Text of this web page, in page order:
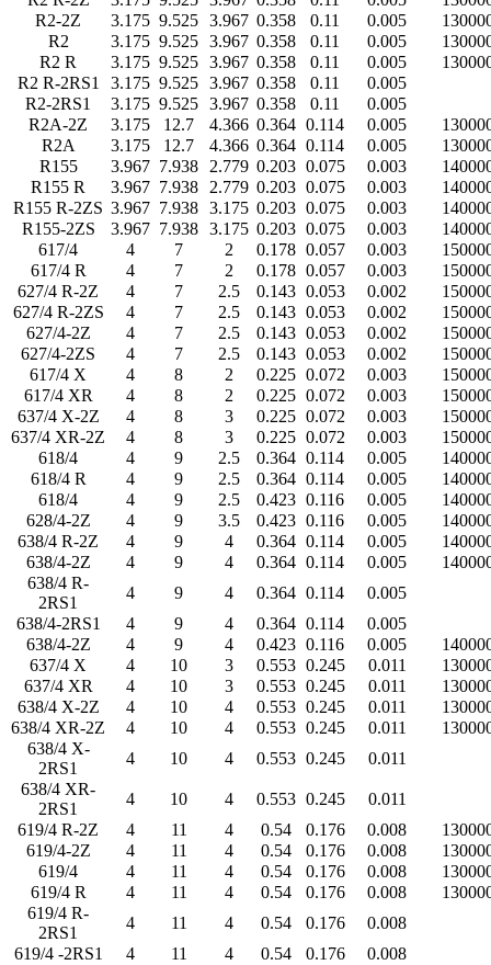
R2-2Z
3.175 9.525 3.967 0.358 0.11 0.005
R2
3.175 9.525 3.967 0.358 0.11 0.005
R2 R
3.175 9.525 3.967 0.358 0.11 0.005
R2 R-2RS1
3.175 9.525 3.967 0.358 0.11
0.005
R2-2RS1
3.175 9.525 3.967 0.358 0.11
0.005
R2A-2Z
3.175 12.7 4.366 0.364 0.114 0.005
R2A
3.175 12.7 4.366 0.364 0.114 0.005
R155
3.967 7.938 2.779 0.203 0.075 0.003
R155 R
3.967 7.938 2.779 0.203 0.075 0.003
R155 R-2ZS 3.967 7.938 3.175 0.203 0.075 0.003
R155-2ZS
3.967 7.938 3.175 0.203 0.075 0.003
617/4
4 7 2 0.178 0.057 0.003
617/4 R
4 7 2 0.178 0.057 0.003
627/4 R-2Z
4 7 2.5 0.143 0.053 0.002
627/4 R-2ZS
4 7 2.5 0.143 0.053 0.002
627/4-2Z
4 7 2.5 0.143 0.053 0.002
627/4-2ZS
4 7 2.5 0.143 0.053 0.002
617/4 X
4 8 2 0.225 0.072 0.003
617/4 XR
4 8 2 0.225 0.072 0.003
637/4 X-2Z
4 8 3 0.225 0.072 0.003
637/4 XR-2Z
4 8 3 0.225 0.072 0.003
618/4
4 9 2.5 0.364 0.114 0.005
618/4 R
4 9 2.5 0.364 0.114 0.005
618/4
4 9 2.5 0.423 0.116 0.005
628/4-2Z
4 9 3.5 0.423 0.116 0.005
638/4 R-2Z
4 9 4 0.364 0.114 0.005
638/4-2Z
4 9 4 0.364 0.114 0.005
638/4 R-
2RS1
4 9 4 0.364 0.114
0.005
638/4-2RS1
4 9 4 0.364 0.114
0.005
638/4-2Z
4 9 4 0.423 0.116 0.005
637/4 X
4 10 3 0.553 0.245 0.011
637/4 XR
4 10 3 0.553 0.245 0.011
638/4 X-2Z
4 10 4 0.553 0.245 0.011
638/4 XR-2Z
4 10 4 0.553 0.245 0.011
638/4 X-
2RS1
4 10 4 0.553 0.245
0.011
638/4 XR-
2RS1
4 10 4 0.553 0.245
0.011
619/4 R-2Z
4 11 4 0.54 0.176 0.008
619/4-2Z
4 11 4 0.54 0.176 0.008
619/4
4 11 4 0.54 0.176 0.008
619/4 R
4 11 4 0.54 0.176 0.008
619/4 R-
2RS1
4 11 4 0.54 0.176
0.008
619/4 -2RS1
4 11 4 0.54 0.176 0.008